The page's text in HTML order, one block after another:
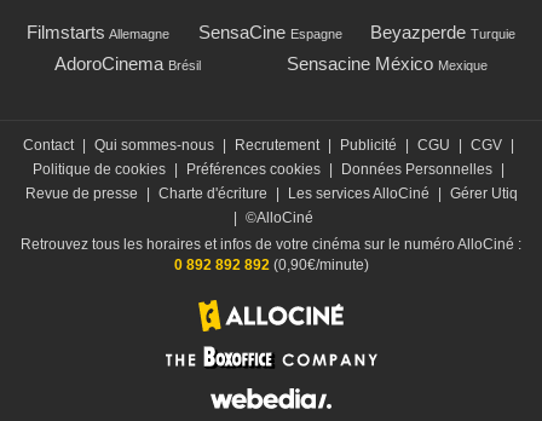
Filmstarts Allemagne SensaCine Espagne Beyazperde Turquie
AdoroCinema Brésil Sensacine México Mexique
Contact Qui sommes-nous Recrutement Publicité CGU CGV
Politique de cookies
Préférences cookies Données Personnelles
Revue de presse
Charte d'écriture Les services AlloCiné
Gérer Utiq
©AlloCiné
Retrouvez tous les horaires et infos de votre cinéma sur le numéro AlloCiné :
0 892 892 892(0,90€/minute)